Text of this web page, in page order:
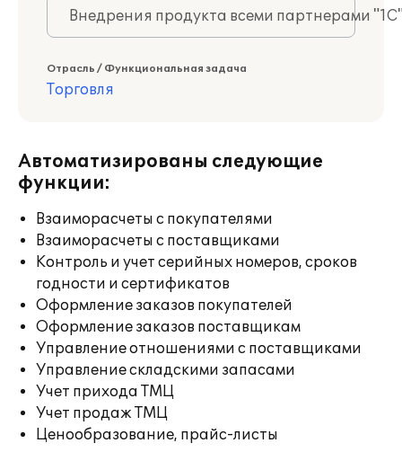
Внедрения продукта всеми партнерами
Отрасль / Функциональная задача
Торговля
Автоматизированы следующие
функции:
Взаиморасчеты с покупателями
Взаиморасчеты с поставщиками
Контроль и учет серийных номеров, сроков
годности и сертификатов
Оформление заказов покупателей
Оформление заказов поставщикам
Управление отношениями с поставщиками
Управление складскими запасами
Учет прихода ТМЦ
Учет продаж ТМЦ
Ценообразование, прайс-листы